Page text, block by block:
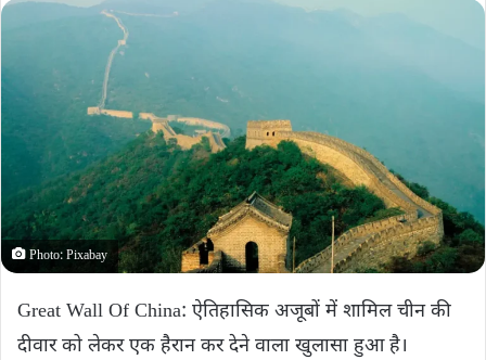
Photo: Pixabay
Great Wall Of China: ऐतिहासिक अजूबों में शामिल चीन की
दीवार को लेकर एक हैरान कर देने वाला खुलासा हुआ है।